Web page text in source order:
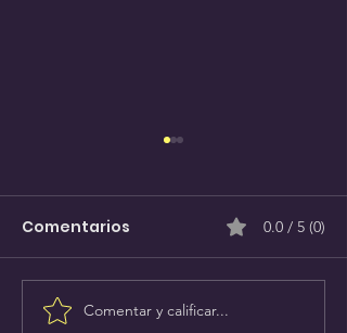
Bodas en Lake Mead
Comentarios 0.0 / 5 (0)
Comentar y calificar...